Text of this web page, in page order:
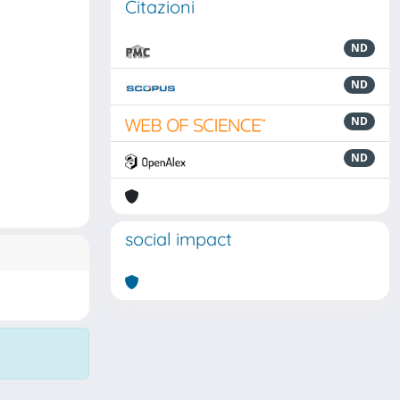
Citazioni
ND
ND
ND
ND
social impact